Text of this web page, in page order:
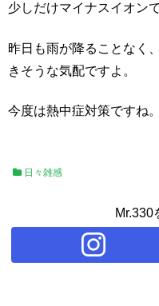
少しだけマイナスイオンで
昨日も雨が降ることなく
きそうな気配ですよ。
今度は熱中症対策ですね。
日々雑感
Mr.330